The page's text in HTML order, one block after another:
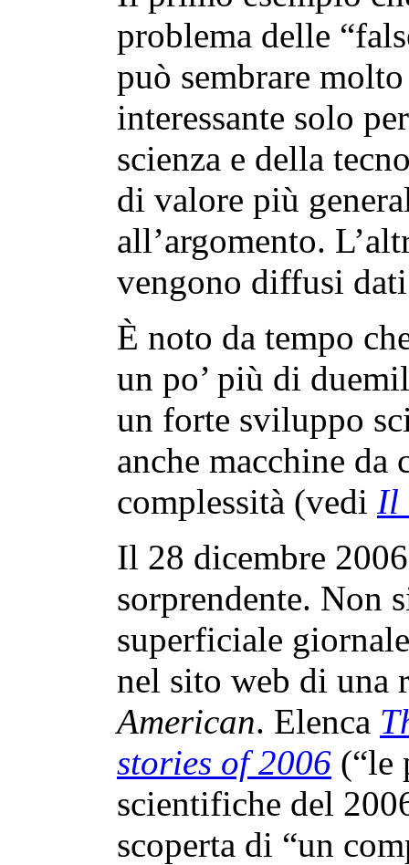
problema delle
può sembrare
interessante solo
scienza e della
di valore più
all’argomento.
vengono diffusi
È noto da tempo
un po’ più di
un forte sviluppo
anche macchine
complessità (vedi Il
Il 28 dicembre
sorprendente. Non
superficiale
nel sito web di una
American. Elenca
stories of 2006 (“le
scientifiche del
scoperta di “un